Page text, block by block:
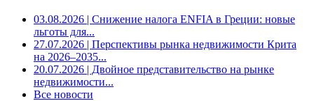
03.08.2026 | Снижение налога ENFIA в Греции: новые
льготы для...
27.07.2026 | Перспективы рынка недвижимости Крита
на 2026–2035...
20.07.2026 | Двойное представительство на рынке
недвижимости...
Все новости